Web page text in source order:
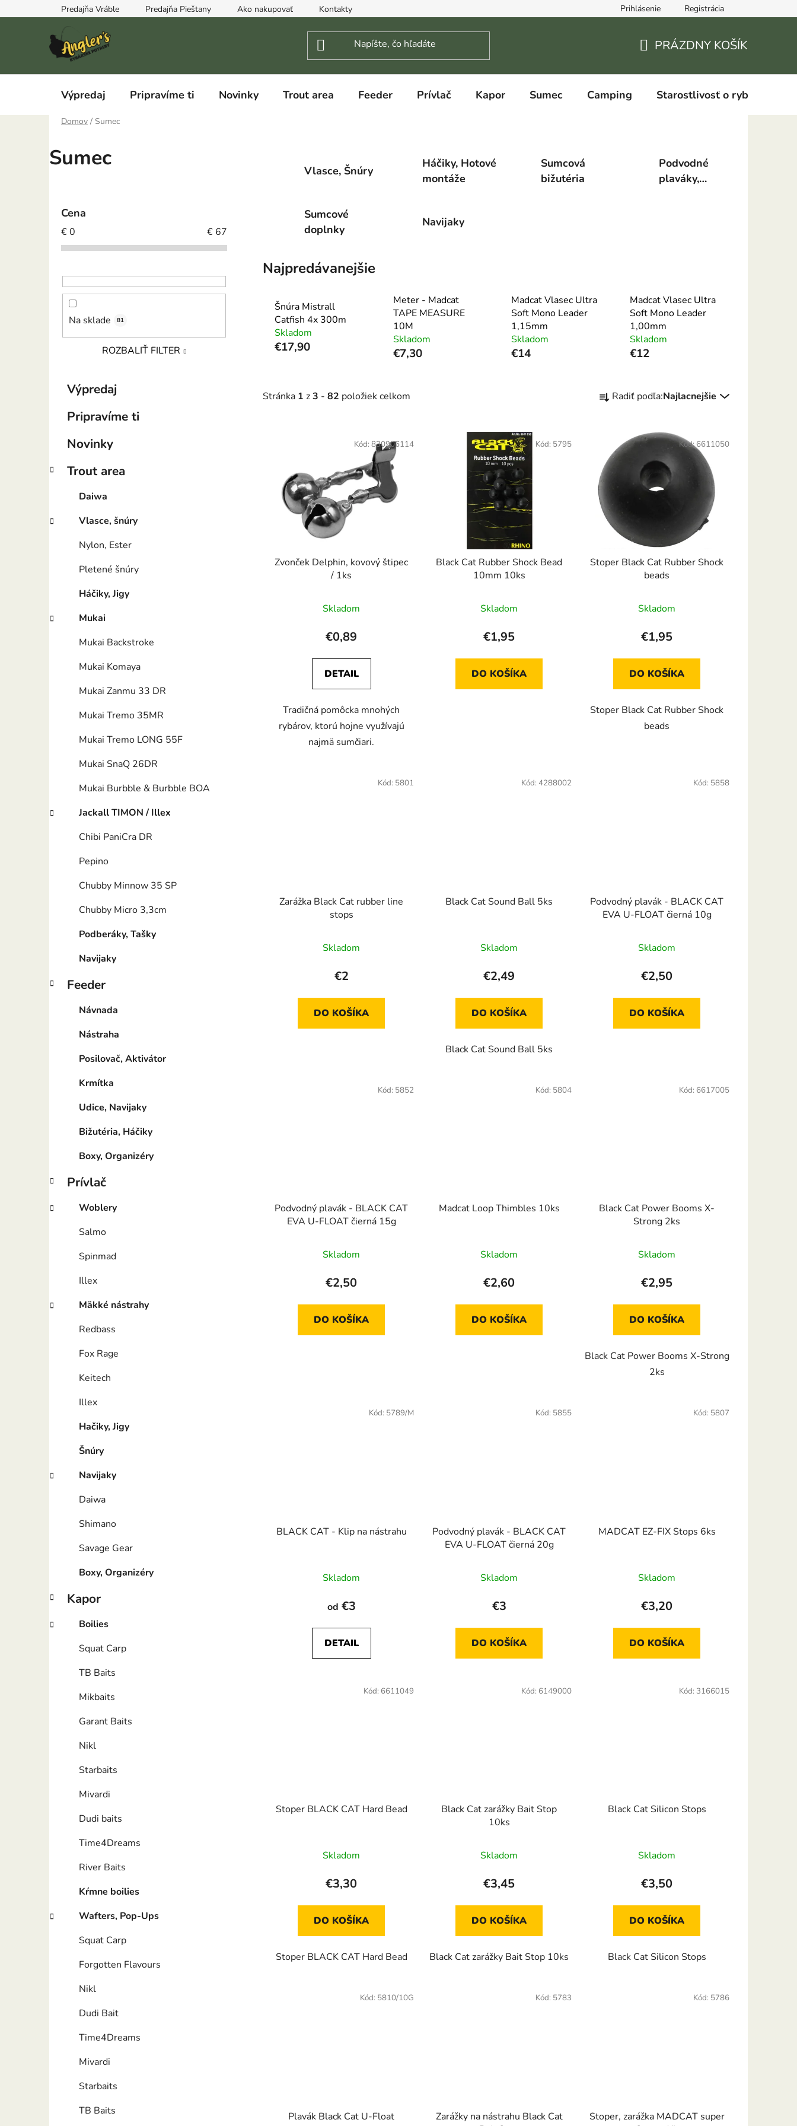
na
Predajňa Vráble Predajňa Pieštany Ako nakupovať Kontakty Prihlásenie Registrácia
KOŠÍK
PRÁZDNY KOŠÍK
Výpredaj Pripravíme ti Novinky Trout area Feeder Prívlač Kapor Sumec Camping Starostlivosť o ryby
Domov / Sumec
Sumec
Cena
€0 € 67
Na sklade 81
ROZBALIŤ FILTER
Preskočiť
kategórie
i
Výpredaj
Pripravíme ti
Novinky
Trout area
Daiwa
Vlasce, šnúry
Nylon, Ester
Pletené šnúry
Háčiky, Jigy
Mukai
Mukai Backstroke
Mukai Komaya
Mukai Zanmu 33 DR
Mukai Tremo 35MR
Mukai Tremo LONG 55F
Mukai SnaQ 26DR
Mukai Burbble & Burbble BOA
Jackall TIMON / Illex
Chibi PaniCra DR
Pepino
Chubby Minnow 35 SP
Chubby Micro 3,3cm
Podberáky, Tašky
Navijaky
Feeder
Návnada
Nástraha
Posilovač, Aktivátor
Krmítka
Udice, Navijaky
Bižutéria, Háčiky
Boxy, Organizéry
Prívlač
Woblery
Salmo
Spinmad
Illex
Mäkké nástrahy
Redbass
Fox Rage
Keitech
Illex
Hačiky, Jigy
Šnúry
Navijaky
Daiwa
Shimano
Savage Gear
Boxy, Organizéry
Kapor
Boilies
Squat Carp
TB Baits
Mikbaits
Garant Baits
Nikl
Starbaits
Mivardi
Dudi baits
Time4Dreams
River Baits
Kŕmne boilies
Wafters, Pop-Ups
Squat Carp
Forgotten Flavours
Nikl
Dudi Bait
Time4Dreams
Mivardi
Starbaits
TB Baits
Vlasce, Šnúry
Háčiky, Hotové
montáže
Sumcová
bižutéria
Podvodné
plaváky,
Sumcové
doplnky
Navijaky
Najpredávanejšie
Šnúra Mistrall
Catfish 4x 300m
Skladom
€17,90
Meter - Madcat
TAPE MEASURE
10M
Skladom
€7,30
Madcat Vlasec Ultra
Soft Mono Leader
1,15mm
Skladom
€14
Madcat Vlasec Ultra
Soft Mono Leader
1,00mm
Skladom
€12
Stránka 1 z3 - 82 položiek celkom
a
e
p
r
u
k
Radiť podľa:Najlacnejšie
Zvonček Delphin, kovový štipec
/ 1ks
Skladom
€0,89
DETAIL
Tradičná pomôcka mnohých
rybárov, ktorú hojne využívajú
najmä sumčiari.
Kód: 830906114
Black Cat Rubber Shock Bead
10mm 10ks
Skladom
€1,95
DO KOŠÍKA
Kód: 5795
Stoper Black Cat Rubber Shock
beads
Skladom
€1,95
DO KOŠÍKA
Stoper Black Cat Rubber Shock
beads
Kód:6611050
Zarážka Black Cat rubber line
stops
Skladom
€2
DO KOŠÍKA
Kód: 5801
Black Cat Sound Ball 5ks
Skladom
€2,49
DO KOŠÍKA
Black Cat Sound Ball 5ks
Kód: 4288002
Podvodný plavák - BLACK CAT
EVA U-FLOAT čierná 10g
Skladom
€2,50
DO KOŠÍKA
Kód: 5858
Podvodný plavák - BLACK CAT
EVA U-FLOAT čierná 15g
Skladom
€2,50
DO KOŠÍKA
Kód: 5852
Madcat Loop Thimbles 10ks
Skladom
€2,60
DO KOŠÍKA
Kód: 5804
Black Cat Power Booms X-
Strong 2ks
Skladom
€2,95
DO KOŠÍKA
Black Cat Power Booms X-Strong
2ks
Kód: 6617005
BLACK CAT - Klip na nástrahu
Skladom
od €3
DETAIL
Kód: 5789/M
Podvodný plavák - BLACK CAT
EVA U-FLOAT čierná 20g
Skladom
€3
DO KOŠÍKA
Kód: 5855
MADCAT EZ-FIX Stops 6ks
Skladom
€3,20
DO KOŠÍKA
Kód: 5807
Stoper BLACK CAT Hard Bead
Skladom
€3,30
DO KOŠÍKA
Stoper BLACK CAT Hard Bead
Kód: 6611049
Black Cat zarážky Bait Stop
10ks
Skladom
€3,45
DO KOŠÍKA
Black Cat zarážky Bait Stop 10ks
Kód: 6149000
Black Cat Silicon Stops
Skladom
€3,50
DO KOŠÍKA
Black Cat Silicon Stops
Kód: 3166015
Plavák Black Cat U-Float
Kód: 5810/10G
Zarážky na nástrahu Black Cat
Kód: 5783
Stoper, zarážka MADCAT super
Kód: 5786